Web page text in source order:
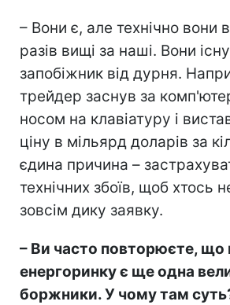
– Вони є, але технічно вони
разів вищі за наші. Вони
запобіжник від дурня.
трейдер заснув за
носом на клавіатуру і
ціну в мільярд доларів за
єдина причина –
технічних збоїв, щоб хтось
зовсім дику заявку.
– Ви часто повторюєте, що
енергоринку є ще одна
боржники. У чому там